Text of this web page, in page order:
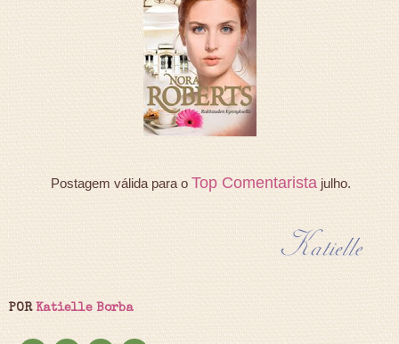
Postagem válida para o Top Comentarista julho.
PORKatielle Borba